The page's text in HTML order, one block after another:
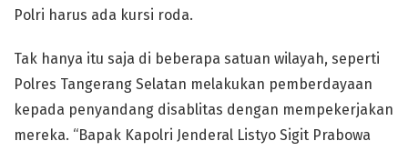
Polri harus ada kursi roda.
Tak hanya itu saja di beberapa satuan wilayah, seperti
Polres Tangerang Selatan melakukan pemberdayaan
kepada penyandang disablitas dengan mempekerjakan
mereka. “Bapak Kapolri Jenderal Listyo Sigit Prabowa